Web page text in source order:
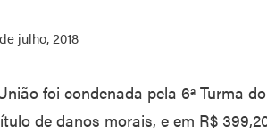
julho, 2018
foi condenada pela 6ª Turma
de danos morais, e em R$